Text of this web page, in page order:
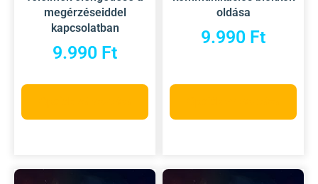
megérzéseiddel
kapcsolatban
9.990 Ft
oldása
9.990 Ft